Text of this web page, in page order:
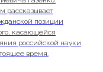
рассказывает
позиции
касающейся
российской науки
время.